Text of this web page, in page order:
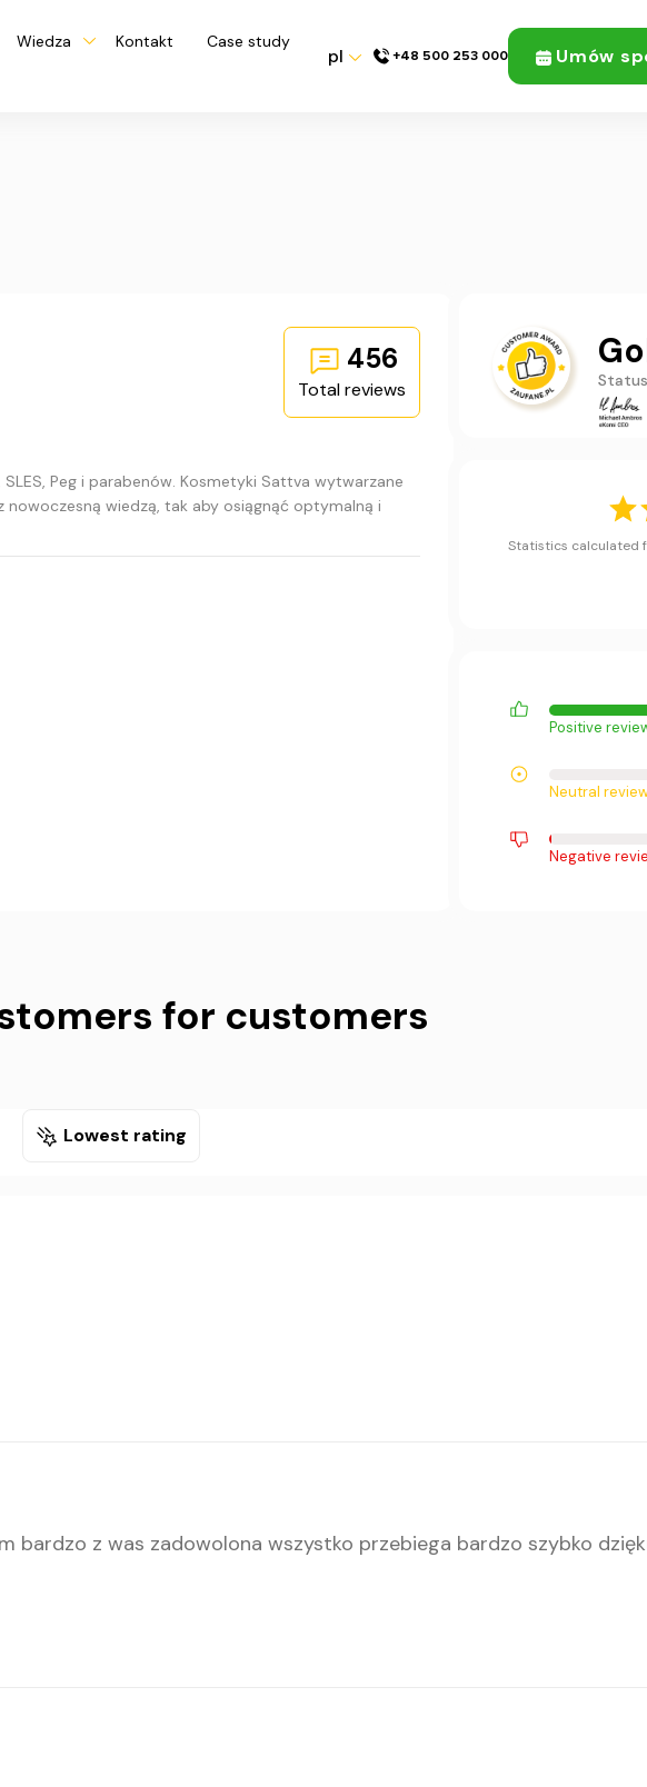
Wiedza Kontakt
Case study
pl +48 500 253 000 Umów
456
Total reviews
Peg i parabenów. Kosmetyki Sattva wytwarzane
wiedzą, tak aby osiągnąć optymalną i
Statistics calculated
Positive
Neutral
Negative
for customers
Lowest rating
bardzo z was zadowolona wszystko przebiega bardzo szybko